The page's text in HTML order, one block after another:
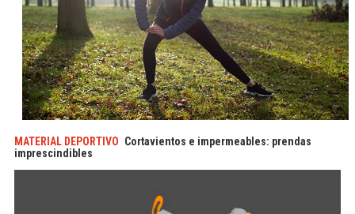
MATERIAL DEPORTIVO Cortavientos e impermeables: prendas
imprescindibles